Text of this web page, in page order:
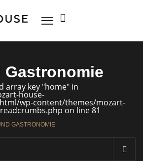
Gastronomie
array key "home" in
house-
wp-content/themes/mozart-
on line 81
GASTRONOMIE